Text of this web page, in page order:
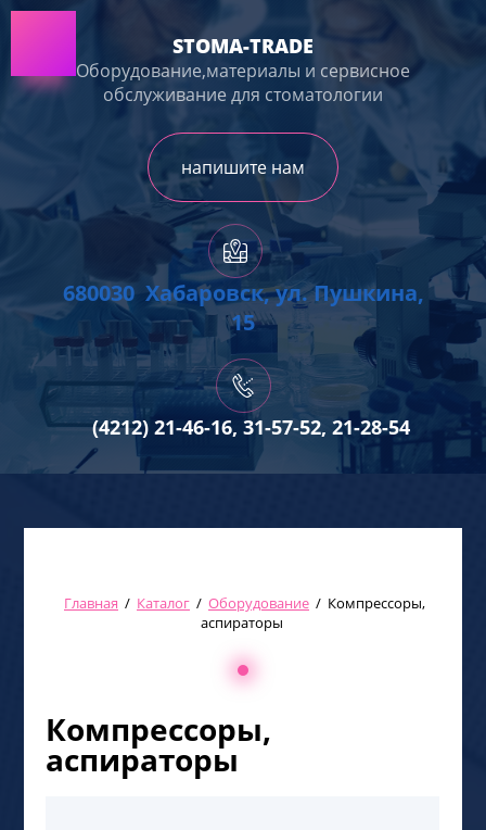
STOMA-TRADE
Оборудование,материалы и сервисное
обслуживание для стоматологии
(4212) 21-46-16, 31-57-52, 21-28-54
680030 Хабаровск, ул. Пушкина,
15
напишите нам
Главная / Каталог / Оборудование / Компрессоры,
аспираторы
Компрессоры,
аспираторы